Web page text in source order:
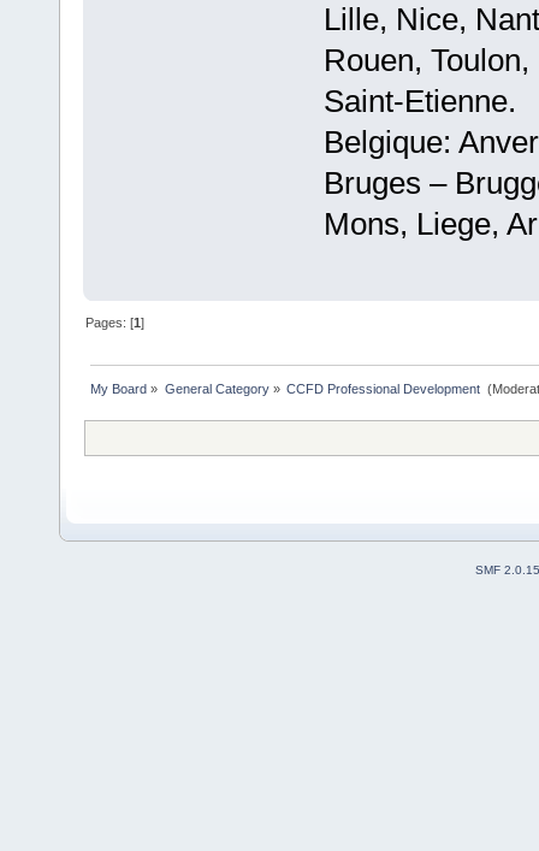
Lille, Nice,
Rouen,
Saint-Etienne.
Belgique:
Bruges –
Mons, Liege,
Pages: [1]
My Board » General Category» CCFD Professional Development
SMF 2.0.15